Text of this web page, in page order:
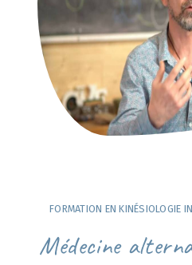
FORMATION EN KINÉSIOLOGIE
médecine